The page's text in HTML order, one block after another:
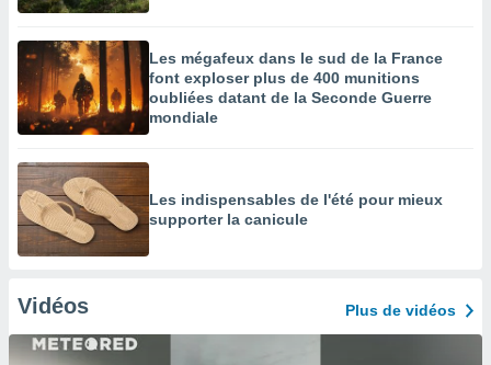
Les mégafeux dans le sud de la France
font exploser plus de 400 munitions
oubliées datant de la Seconde Guerre
mondiale
Les indispensables de l'été pour mieux
supporter la canicule
Vidéos Plus de vidéos